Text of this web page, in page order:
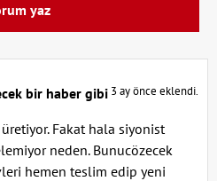
yaz
bir haber gibi 3 ay önce eklendi.
Fakat hala siyonist
neden. Bunucözecek
hemen teslim edip yeni